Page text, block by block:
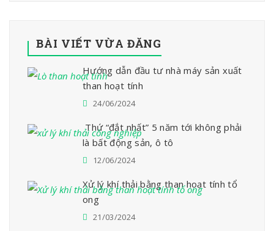
BÀI VIẾT VỪA ĐĂNG
Hướng dẫn đầu tư nhà máy sản xuất
than hoạt tính
24/06/2024
Thứ “đắt nhất” 5 năm tới không phải
là bất động sản, ô tô
12/06/2024
Xử lý khí thải bằng than hoạt tính tổ
ong
21/03/2024